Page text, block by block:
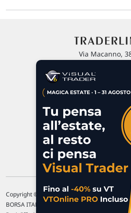
Via Macanno,
P.IVA 02 452 460
Commenti e
Contattaci
Copyright © 1996-2026 Traderlink Italia s.r.l.
BORSA ITALIANA Quotazioni di borsa differite